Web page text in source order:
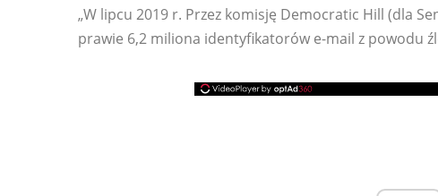
„W lipcu 2019 r. Przez komisję Democratic Hill (dla
prawie 6,2 miliona identyfikatorów e-mail z powodu